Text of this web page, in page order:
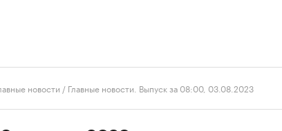
новости / Главные новости. Выпуск за 08:00, 03.08.2023